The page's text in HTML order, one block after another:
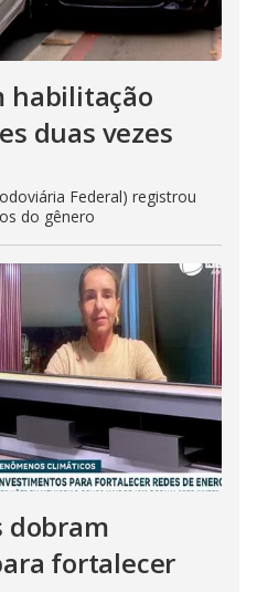
habilitação
duas vezes
Federal) registrou
do gênero
dobram
fortalecer